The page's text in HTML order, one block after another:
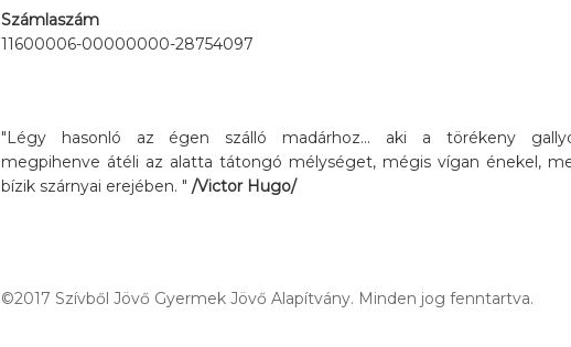
Számlaszám
11600006-00000000-28754097
"Légy hasonló az égen szálló madárhoz... aki a törékeny
megpihenve átéli az alatta tátongó mélységet, mégis vígan énekel,
bízik szárnyai erejében. " /Victor Hugo/
©2017 Szívből Jövő Gyermek Jövő Alapítvány. Minden jog fenntartva.